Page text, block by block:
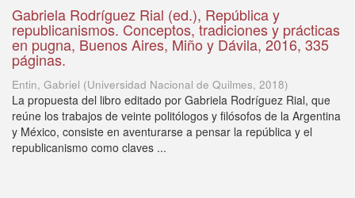
Gabriela Rodríguez Rial (ed.), República y
republicanismos. Conceptos, tradiciones y prácticas
en pugna, Buenos Aires, Miño y Dávila, 2016, 335
páginas.
Entin, Gabriel (Universidad Nacional de Quilmes, 2018)
La propuesta del libro editado por Gabriela Rodríguez Rial, que
reúne los trabajos de veinte politólogos y filósofos de la Argentina
y México, consiste en aventurarse a pensar la república y el
republicanismo como claves ...